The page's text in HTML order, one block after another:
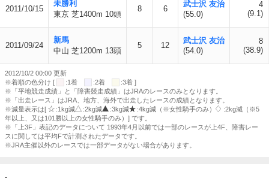
2011/10/15
未勝利
東京 芝1400m 10頭
8 6
武士沢 友治
(55.0)
4
(9.1)
2011/09/24
新馬
中山 芝1200m 13頭
5 12
武士沢 友治
(54.0)
8
(38.9)
2012/10/2 00:00 更新
※着順の色分け [
:1着 :2着
:3着 ]
※「平地競走成績」と「障害競走成績」はJRAのレースのみとなります。
※「出走レース」はJRA、地方、海外で出走したレースの成績となります。
※減量表示は[
:1kg減 :2kg減 :3kg減 :4kg減（※女性騎手のみ）
:2kg減（※5
年以上、又は101勝以上の女性騎手のみ）] です。
※「上3F」表記のデータについて 1993年4月以前では一部のレースが上4F、障害レー
スに関しては平均Fで計測されたデータです。
※JRA主催以外のレースでは一部データがない場合があります。